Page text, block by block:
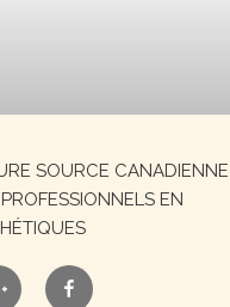
SOURCE CANADIENNE
EN
facebook